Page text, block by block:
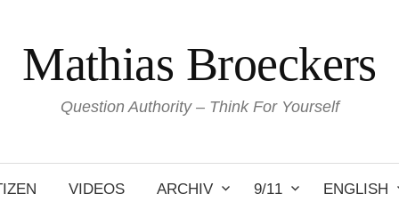
Mathias Broeckers
Question Authority – Think For Yourself
VIDEOS ARCHIV 9/11 ENGLISH